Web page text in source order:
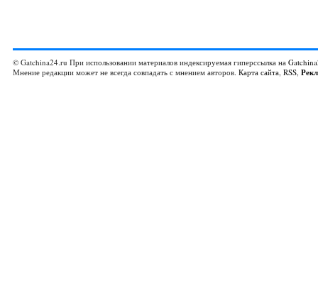
© Gatchina24.ru При использовании материалов индексируемая гиперссылка на
Мнение редакции может не всегда совпадать с мнением авторов. Карта сайта, RSS,